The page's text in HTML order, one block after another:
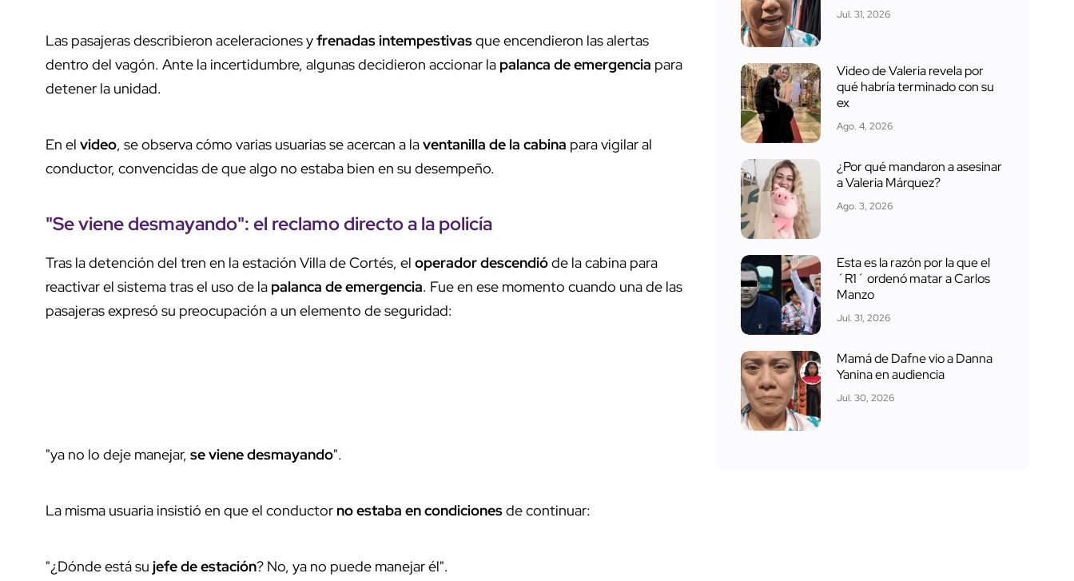
Las pasajeras describieron aceleraciones yfrenadas intempestivasque encendieron las alertas
dentro del vagón. Ante la incertidumbre, algunas decidieron accionar la palanca de emergencia para
detener la unidad.
En el video, se observa cómo varias usuarias se acercan a laventanilla de la cabina para vigilar al
conductor, convencidas de que algo no estaba bien en su desempeño.
"Se viene desmayando": el reclamo directo a la policía
Tras la detención del tren en la estación Villa de Cortés, el operador descendióde la cabina para
reactivar el sistema tras el uso de la palanca de emergencia. Fue en ese momento cuando una de las
pasajeras expresó su preocupación a un elemento de seguridad:
"ya no lo deje manejar, se viene desmayando".
La misma usuaria insistió en que el conductor no estaba en condicionesde continuar:
"¿Dónde está su jefe de estación? No, ya no puede manejar él".
Jul. 31, 2026
Video de Valeria revela por
qué habría terminado con su
ex
Ago. 4, 2026
¿Por qué mandaron a asesinar
a Valeria Márquez?
Ago. 3, 2026
Esta es la razón por la que el
´R1´ ordenó matar a Carlos
Manzo
Jul. 31, 2026
Mamá de Dafne vio a Danna
Yanina en audiencia
Jul. 30, 2026